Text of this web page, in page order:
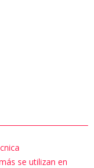
se utilizan en